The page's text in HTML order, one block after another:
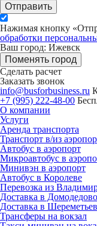
Отправить
Нажимая кнопку
обработки
Ваш город: Ижевск
Поменять город
Сделать расчет
Заказать звонок
info@busforbusiness.ru
+7 (995) 222-48-00
О компании
Услуги
Аренда транспорта
Транспорт в/из
Автобус в аэропорт
Микроавтобус в
Минивэн в аэропорт
Автобус в Королеве
Перевозка из
Доставка в Домодедово
Доставка в
Трансферы на вокзал